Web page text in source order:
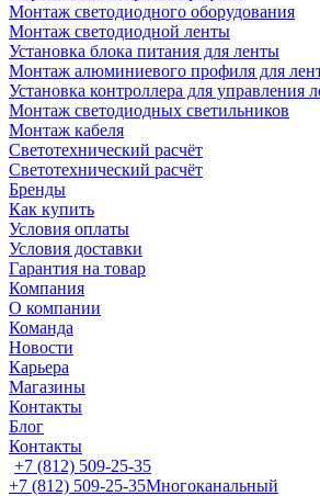
Монтаж светодиодного оборудования
Монтаж светодиодной ленты
Установка блока питания для ленты
Монтаж алюминиевого профиля для
Установка контроллера для управления
Монтаж светодиодных светильников
Монтаж кабеля
Светотехнический расчёт
Светотехнический расчёт
Бренды
Как купить
Условия оплаты
Условия доставки
Гарантия на товар
Компания
О компании
Команда
Новости
Карьера
Магазины
Контакты
Блог
Контакты
+7 (812) 509-25-35
+7 (812) 509-25-35Многоканальный